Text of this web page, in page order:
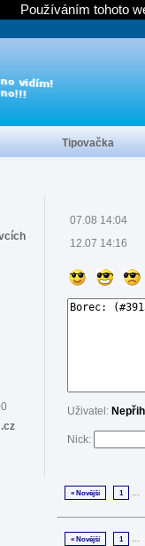
07.08 14:04
12.07 14:16
Uživatel:
Nick:
« Novější 1 ...
« Novější 1 ...
Tipovačka
Používáním tohoto